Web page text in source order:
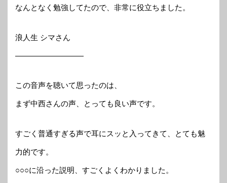
なんとなく勉強してたので、非常に役立ちました。
浪人生 シマさん
—————————
この音声を聴いて思ったのは、
まず中西さんの声、とっても良い声です。
すごく普通すぎる声で耳にスッと入ってきて、とても魅
力的です。
○○○に沿った説明、すごくよくわかりました。